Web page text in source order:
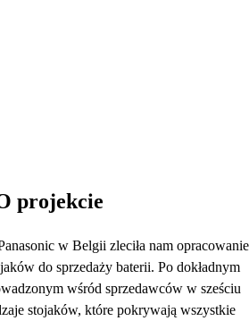
projekcie
w Belgii zleciła nam opracowanie
do sprzedaży baterii. Po dokładnym
wśród sprzedawców w sześciu
stojaków, które pokrywają wszystkie